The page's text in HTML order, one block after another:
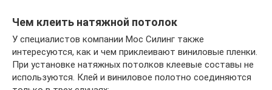
Чем клеить натяжной потолок
У специалистов компании Мос Силинг также
интересуются, как и чем приклеивают виниловые пленки.
При установке натяжных потолков клеевые составы не
используются. Клей и виниловое полотно соединяются